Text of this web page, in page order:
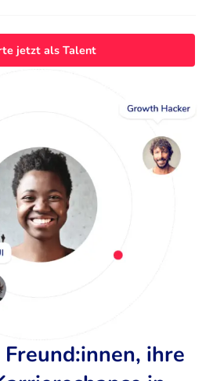
jetzt als Talent
ihre